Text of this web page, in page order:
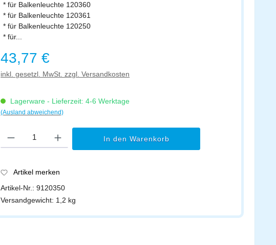
* für Balkenleuchte 120360
* für Balkenleuchte 120361
* für Balkenleuchte 120250
* für...
Regulärer Preis:
43,77 €
inkl. gesetzl. MwSt. zzgl. Versandkosten
Lagerware - Lieferzeit: 4-6 Werktage
(Ausland abweichend)
In den Warenkorb
Artikel merken
Artikel-Nr.:9120350
Versandgewicht: 1,2 kg